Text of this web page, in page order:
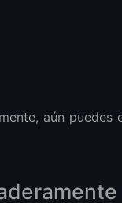
aún puedes